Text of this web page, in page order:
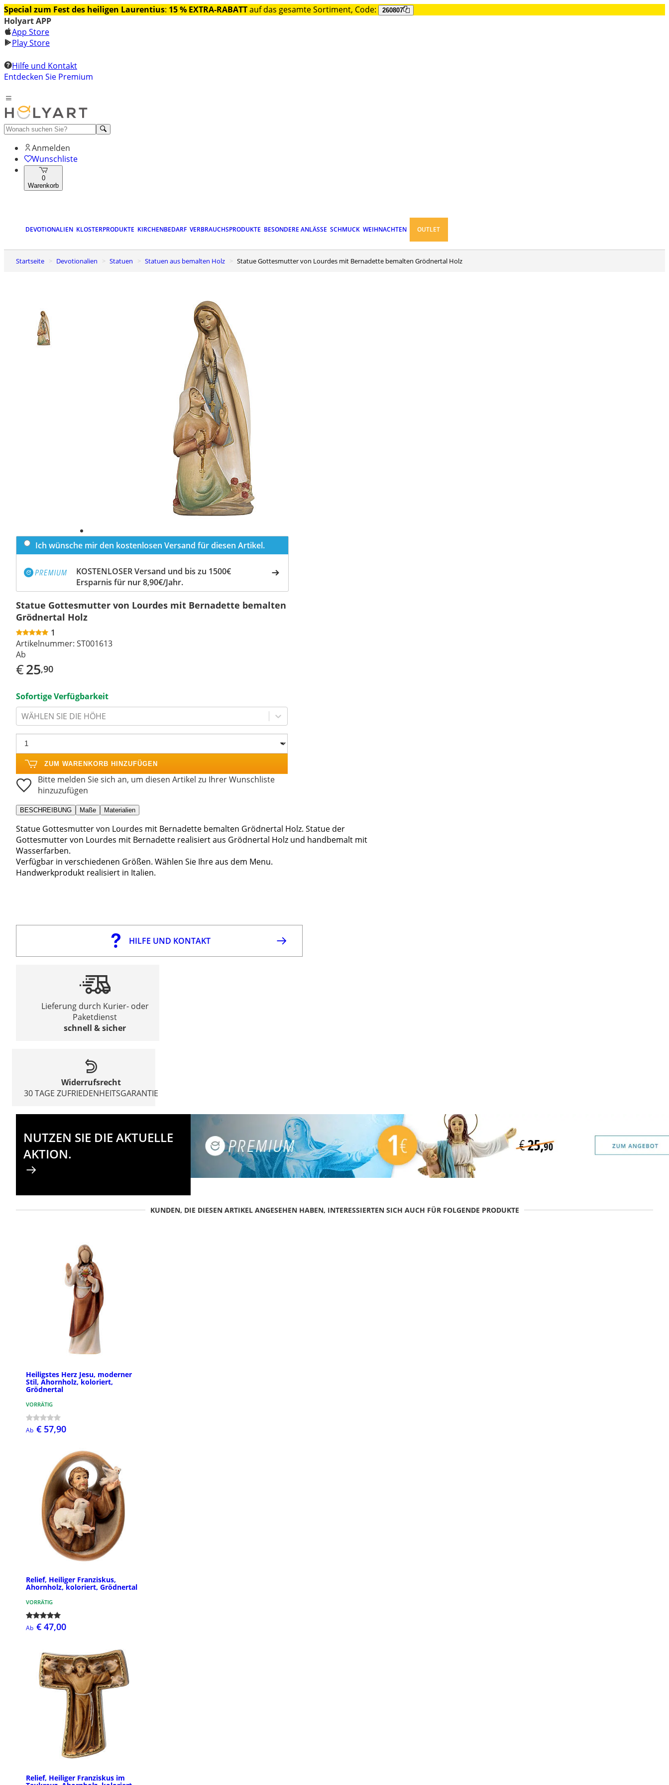
Special zum Fest des heiligen Laurentius: 15 % EXTRA-RABATTauf das gesamte Sortiment, Code: 260807
Holyart APP
App Store
Play Store
Hilfe und Kontakt
Entdecken Sie Premium
Anmelden
Wunschliste
0
Warenkorb
DEVOTIONALIEN KLOSTERPRODUKTE KIRCHENBEDARF VERBRAUCHSPRODUKTE BESONDERE ANLÄSSE SCHMUCK WEIHNACHTEN OUTLET
Startseite Devotionalien Statuen Statuen aus bemalten Holz Statue Gottesmutter von Lourdes mit Bernadette bemalten Grödnertal Holz
Ich wünsche mir den kostenlosen Versand für diesen Artikel.
KOSTENLOSER Versand und bis zu 1500€
Ersparnis für nur 8,90€/Jahr.
Statue Gottesmutter von Lourdes mit Bernadette bemalten
Grödnertal Holz
1
Artikelnummer: ST001613
Ab
€25,90
Sofortige Verfügbarkeit
WÄHLEN SIE DIE HÖHE
ZUM WARENKORB HINZUFÜGEN
Bitte melden Sie sich an, um diesen Artikel zu Ihrer Wunschliste
hinzuzufügen
BESCHREIBUNG Maße Materialien
Statue Gottesmutter von Lourdes mit Bernadette bemalten Grödnertal Holz. Statue der
Gottesmutter von Lourdes mit Bernadette realisiert aus Grödnertal Holz und handbemalt mit
Wasserfarben.
Verfügbar in verschiedenen Größen. Wählen Sie Ihre aus dem Menu.
Handwerkprodukt realisiert in Italien.
HILFE UND KONTAKT
Lieferung durch Kurier- oder
Paketdienst
schnell & sicher
Widerrufsrecht
30 TAGE ZUFRIEDENHEITSGARANTIE
NUTZEN SIE DIE AKTUELLE
AKTION.
KUNDEN, DIE DIESEN ARTIKEL ANGESEHEN HABEN, INTERESSIERTEN SICH AUCH FÜR FOLGENDE PRODUKTE
Heiligstes Herz Jesu, moderner
Stil, Ahornholz, koloriert,
Grödnertal
VORRÄTIG
Ab € 57,90
Relief, Heiliger Franziskus,
Ahornholz, koloriert, Grödnertal
VORRÄTIG
Ab € 47,00
Relief, Heiliger Franziskus im